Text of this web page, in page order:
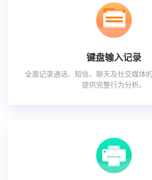
键盘输入记录
全面记录通话、短信、聊天及社交媒体
提供完整行为分析。